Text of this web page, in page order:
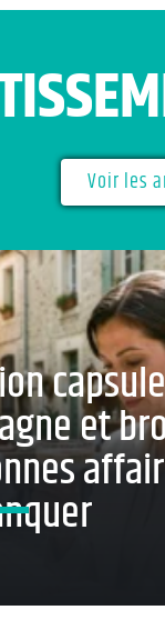
Voir les
capsule
et